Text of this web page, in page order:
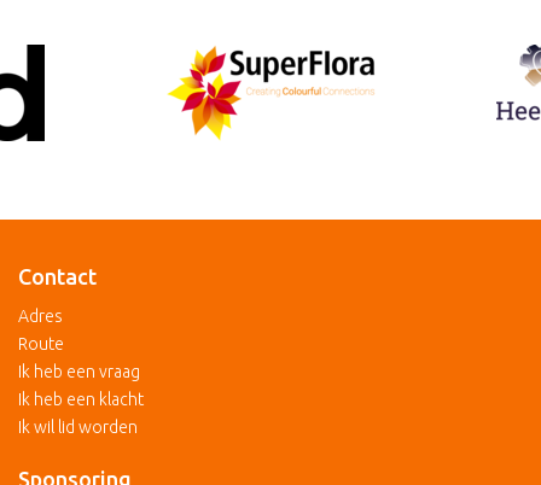
Contact
Adres
Route
Ik heb een vraag
Ik heb een klacht
Ik wil lid worden
Sponsoring